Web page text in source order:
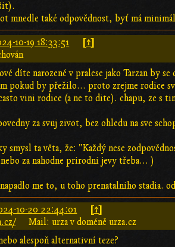
mnedle také odpovědnost, byť má
10-19 18:33:51 [↑]
díte narozené v pralese jako Tarzan by
pokud by přežilo... proto zrejme rodice
vini rodice (a ne to dite). chapu, ze s
za svuj zivot, bez ohledu na sve
smysl ta věta, že: "Každý nese
za nahodne prirodni jevy třeba... )
me to, u toho prenatalniho stadia.
10-20 22:44:01 [↑]
Mail: urza v doméně urza.cz
alespoň alternativní teze?